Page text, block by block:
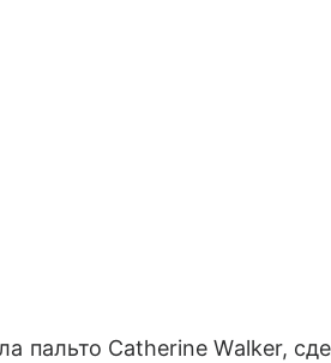
пальто Catherine Walker,